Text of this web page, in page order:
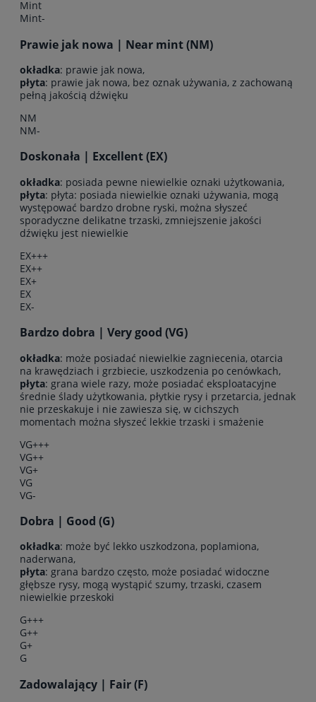
Mint
Mint-
Prawie jak nowa | Near mint (NM)
okładka: prawie jak nowa,
płyta: prawie jak nowa, bez oznak używania, z zachowaną
pełną jakością dźwięku
NM
NM-
Doskonała | Excellent (EX)
okładka: posiada pewne niewielkie oznaki użytkowania,
płyta: płyta: posiada niewielkie oznaki używania, mogą
występować bardzo drobne ryski, można słyszeć
sporadyczne delikatne trzaski, zmniejszenie jakości
dźwięku jest niewielkie
EX+++
EX++
EX+
EX
EX-
Bardzo dobra | Very good (VG)
okładka: może posiadać niewielkie zagniecenia, otarcia
na krawędziach i grzbiecie, uszkodzenia po cenówkach,
płyta: grana wiele razy, może posiadać eksploatacyjne
średnie ślady użytkowania, płytkie rysy i przetarcia, jednak
nie przeskakuje i nie zawiesza się, w cichszych
momentach można słyszeć lekkie trzaski i smażenie
VG+++
VG++
VG+
VG
VG-
Dobra | Good (G)
okładka: może być lekko uszkodzona, poplamiona,
naderwana,
płyta: grana bardzo często, może posiadać widoczne
głębsze rysy, mogą wystąpić szumy, trzaski, czasem
niewielkie przeskoki
G+++
G++
G+
G
Zadowalający | Fair (F)